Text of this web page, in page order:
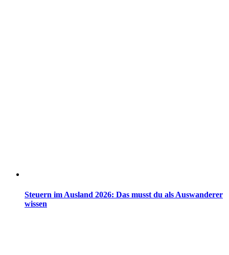
Steuern im Ausland 2026: Das musst du als Auswanderer
wissen